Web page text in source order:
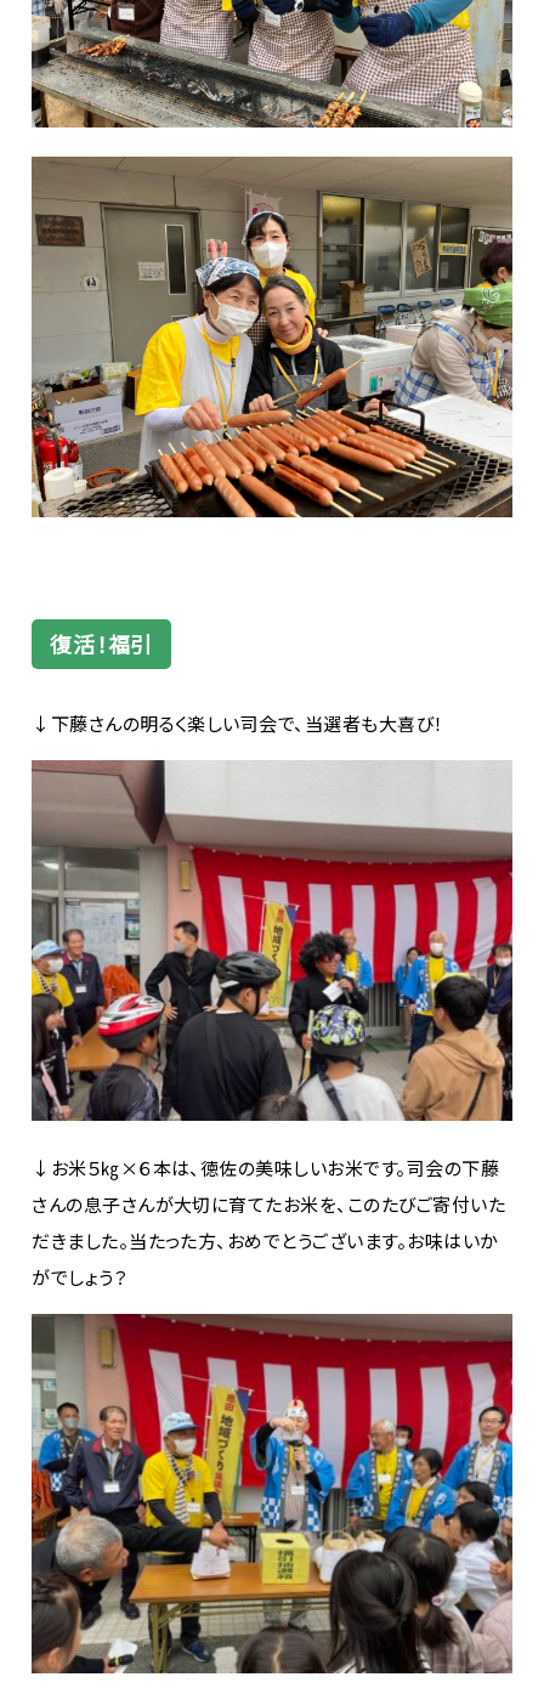
復活！福引
↓下藤さんの明るく楽しい司会で、当選者も大喜び！
↓お米５㎏×６本は、徳佐の美味しいお米です。司会の下藤
さんの息子さんが大切に育てたお米を、このたびご寄付いた
だきました。当たった方、おめでとうございます。お味はいか
がでしょう？